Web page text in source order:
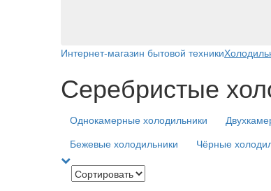
Интернет-магазин бытовой техники
Серебристые
Однокамерные холодильники
Бежевые холодильники
Чёрные